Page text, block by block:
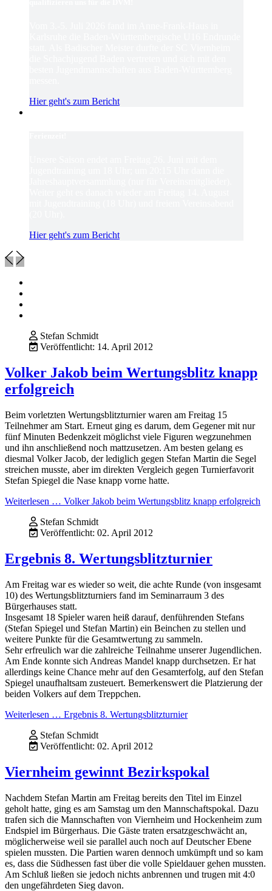
Hier geht's zum Bericht
Hier geht's zum Bericht
Stefan Schmidt
Veröffentlicht: 14. April 2012
Volker Jakob beim Wertungsblitz knapp
erfolgreich
Beim vorletzten Wertungsblitzturnier waren am Freitag 15
Teilnehmer am Start. Erneut ging es darum, dem Gegener mit nur
fünf Minuten Bedenkzeit möglichst viele Figuren wegzunehmen
und ihn anschließend noch mattzusetzen. Am besten gelang es
diesmal Volker Jacob, der lediglich gegen Stefan Martin die Segel
streichen musste, aber im direkten Vergleich gegen Turnierfavorit
Stefan Spiegel die Nase knapp vorne hatte.
Weiterlesen … Volker Jakob beim Wertungsblitz knapp erfolgreich
Stefan Schmidt
Veröffentlicht: 02. April 2012
Ergebnis 8. Wertungsblitzturnier
Am Freitag war es wieder so weit, die achte Runde (von insgesamt
10) des Wertungsblitzturniers fand im Seminarraum 3 des
Bürgerhauses statt.
Insgesamt 18 Spieler waren heiß darauf, denführenden Stefans
(Stefan Spiegel und Stefan Martin) ein Beinchen zu stellen und
weitere Punkte für die Gesamtwertung zu sammeln.
Sehr erfreulich war die zahlreiche Teilnahme unserer Jugendlichen.
Am Ende konnte sich Andreas Mandel knapp durchsetzen. Er hat
allerdings keine Chance mehr auf den Gesamterfolg, auf den Stefan
Spiegel unaufhaltsam zusteuert. Bemerkenswert die Platzierung der
beiden Volkers auf dem Treppchen.
Weiterlesen … Ergebnis 8. Wertungsblitzturnier
Stefan Schmidt
Veröffentlicht: 02. April 2012
Viernheim gewinnt Bezirkspokal
Nachdem Stefan Martin am Freitag bereits den Titel im Einzel
geholt hatte, ging es am Samstag um den Mannschaftspokal. Dazu
trafen sich die Mannschaften von Viernheim und Hockenheim zum
Endspiel im Bürgerhaus. Die Gäste traten ersatzgeschwächt an,
möglicherweise weil sie parallel auch noch auf Deutscher Ebene
spielen mussten. Die Partien waren dennoch umkümpft und so kam
es, dass die Südhessen fast über die volle Spieldauer gehen mussten.
Am Schluß ließen sie jedoch nichts anbrennen und trugen mit 4:0
den ungefährdeten Sieg davon.